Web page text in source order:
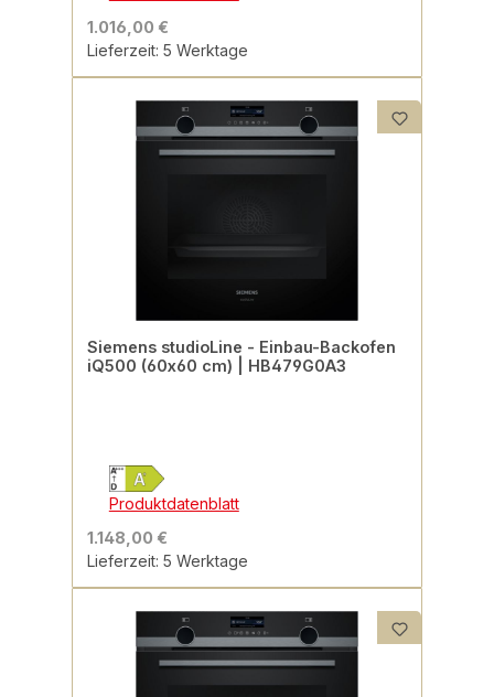
1.016,00 €
Lieferzeit: 5 Werktage
Siemens studioLine - Einbau-Backofen
iQ500 (60x60 cm) | HB479G0A3
Produktdatenblatt
1.148,00 €
Lieferzeit: 5 Werktage